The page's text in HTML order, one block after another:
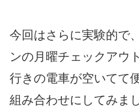
今回はさらに実験的で
ンの月曜チェックアウ
行きの電車が空いてて
組み合わせにしてみま